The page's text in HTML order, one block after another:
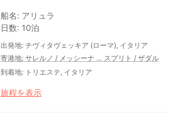
船名: アリュラ
日数: 10泊
出発地: チヴィタヴェッキア (ローマ), イタリア
寄港地: サレルノ / メッシーナ … スプリト / ザダル
到着地: トリエステ, イタリア
旅程を表示